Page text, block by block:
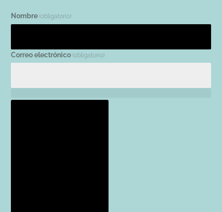
Nombre (obligatorio)
Correo electrónico (obligatorio)